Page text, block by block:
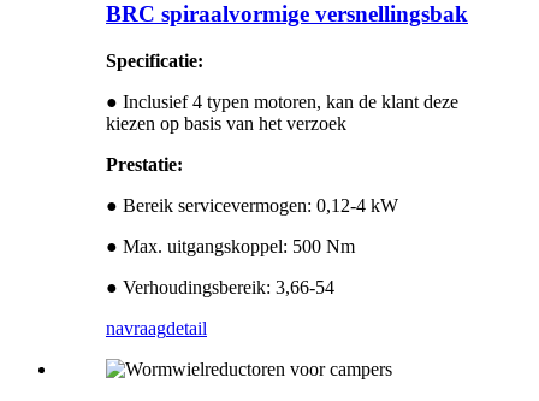
BRC spiraalvormige versnellingsbak
Specificatie:
● Inclusief 4 typen motoren, kan de klant deze
kiezen op basis van het verzoek
Prestatie:
● Bereik servicevermogen: 0,12-4 kW
● Max. uitgangskoppel: 500 Nm
● Verhoudingsbereik: 3,66-54
navraagdetail